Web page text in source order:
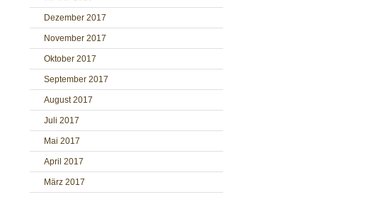
Dezember 2017
November 2017
Oktober 2017
September 2017
August 2017
Juli 2017
Mai 2017
April 2017
März 2017